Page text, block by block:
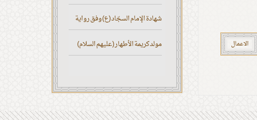
الاعمال
شهادة الإمام السجّاد (ع) وفق رواية
مولد كريمة الأطهار (عليهم السلام)